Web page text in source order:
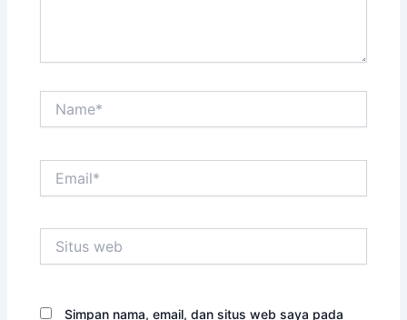
web
Simpan nama, email, dan situs web saya pada